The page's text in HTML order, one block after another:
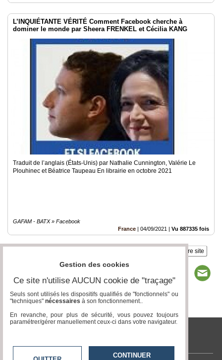
L’INQUIÉTANTE VÉRITÉ Comment Facebook cherche à
dominer le monde par Sheera FRENKEL et Cécilia KANG
Traduit de l’anglais (États-Unis) par Nathalie Cunnington, Valérie Le
Plouhinec et Béatrice Taupeau En librairie en octobre 2021
GAFAM - BATX » Facebook
France | 04/09/2021 | Vu 887335 fois
Insérez sur votre site
tvlocale.fr
Gestion des cookies
Ce site n'utilise AUCUN cookie de "traçage"
Seuls sont utilisés les dispositifs qualifiés de "fonctionnels" ou
"techniques" nécessaires à son fonctionnement..
En revanche, pour plus de sécurité, vous pouvez toujours
paramétrer/gérer manuellement ceux-ci dans votre navigateur.
CONTINUER